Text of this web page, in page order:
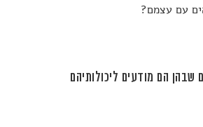
עם עצמם?
הם מודעים ליכולותיהם